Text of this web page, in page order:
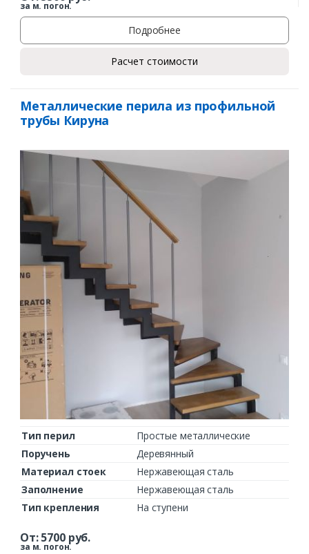
Заказать
Ваш телефон*
Комментарий к заказу
за м. погон.
Подробнее
Расчет стоимости
Металлические перила из профильной
трубы Кируна
Тип перил
Простые металлические
Поручень
Деревянный
Материал стоек
Нержавеющая сталь
Заполнение
Нержавеющая сталь
Тип крепления
На ступени
От:5700руб.
за м. погон.